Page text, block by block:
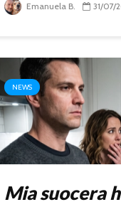
Emanuela B. 31/07/
NEWS
Mia suocera